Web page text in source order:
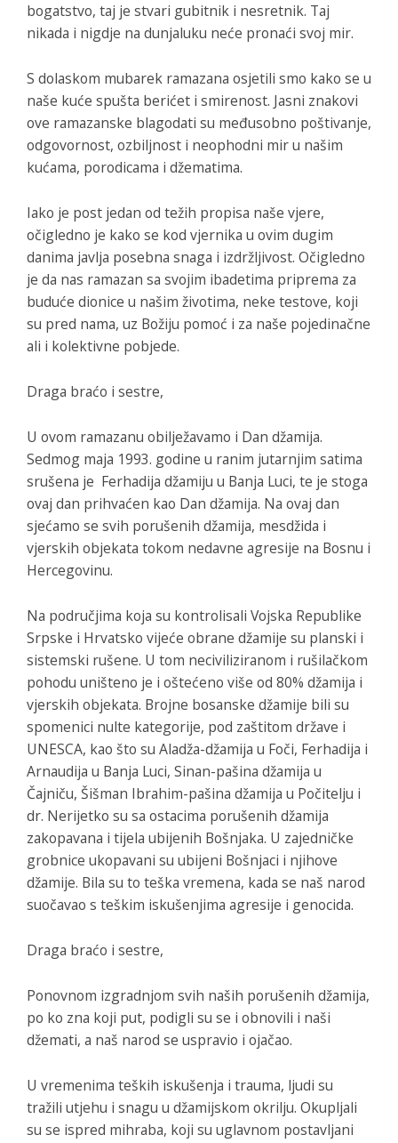
bogatstvo, taj je stvari gubitnik i nesretnik. Taj
nikada i nigdje na dunjaluku neće pronaći svoj mir.
S dolaskom mubarek ramazana osjetili smo kako se u
naše kuće spušta berićet i smirenost. Jasni znakovi
ove ramazanske blagodati su međusobno poštivanje,
odgovornost, ozbiljnost i neophodni mir u našim
kućama, porodicama i džematima.
Iako je post jedan od težih propisa naše vjere,
očigledno je kako se kod vjernika u ovim dugim
danima javlja posebna snaga i izdržljivost. Očigledno
je da nas ramazan sa svojim ibadetima priprema za
buduće dionice u našim životima, neke testove, koji
su pred nama, uz Božiju pomoć i za naše pojedinačne
ali i kolektivne pobjede.
Draga braćo i sestre,
U ovom ramazanu obilježavamo i Dan džamija.
Sedmog maja 1993. godine u ranim jutarnjim satima
srušena je Ferhadija džamiju u Banja Luci, te je stoga
ovaj dan prihvaćen kao Dan džamija. Na ovaj dan
sjećamo se svih porušenih džamija, mesdžida i
vjerskih objekata tokom nedavne agresije na Bosnu i
Hercegovinu.
Na područjima koja su kontrolisali Vojska Republike
Srpske i Hrvatsko vijeće obrane džamije su planski i
sistemski rušene. U tom neciviliziranom i rušilačkom
pohodu uništeno je i oštećeno više od 80% džamija i
vjerskih objekata. Brojne bosanske džamije bili su
spomenici nulte kategorije, pod zaštitom države i
UNESCA, kao što su Aladža-džamija u Foči, Ferhadija i
Arnaudija u Banja Luci, Sinan-pašina džamija u
Čajniču, Šišman Ibrahim-pašina džamija u Počitelju i
dr. Nerijetko su sa ostacima porušenih džamija
zakopavana i tijela ubijenih Bošnjaka. U zajedničke
grobnice ukopavani su ubijeni Bošnjaci i njihove
džamije. Bila su to teška vremena, kada se naš narod
suočavao s teškim iskušenjima agresije i genocida.
Draga braćo i sestre,
Ponovnom izgradnjom svih naših porušenih džamija,
po ko zna koji put, podigli su se i obnovili i naši
džemati, a naš narod se uspravio i ojačao.
U vremenima teških iskušenja i trauma, ljudi su
tražili utjehu i snagu u džamijskom okrilju. Okupljali
su se ispred mihraba, koji su uglavnom postavljani